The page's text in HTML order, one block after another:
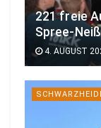
221 freie
Spree-
4. AUGUST